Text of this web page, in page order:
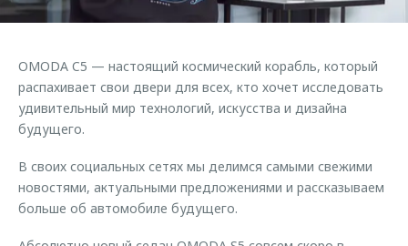
Страхование
Аксессуары
Одежда и сувениры
Оригинальные аксессуары
Запчасти
Трейд-ин
Калькулятор трейд-ин
Клиентская поддержка
Клуб владельцев OMODA
Приложение O&J
Одежда и сувениры
Оригинальные аксессуары
Запчасти
Обратная связь
OMODA C5 — настоящий космический корабль, который
распахивает свои двери для всех, кто хочет исследовать
удивительный мир технологий, искусства и дизайна
будущего.
В своих социальных сетях мы делимся самыми свежими
новостями, актуальными предложениями и рассказываем
больше об автомобиле будущего.